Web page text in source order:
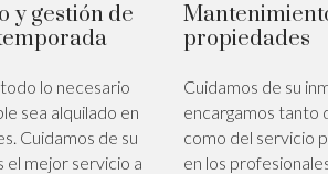
y gestión de
lo necesario
sea alquilado en
Cuidamos de su
el mejor servicio a
propiedades
Cuidamos de su
encargamos tanto
como del servicio
en los